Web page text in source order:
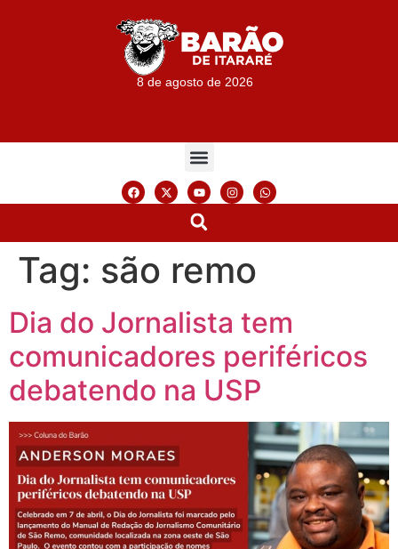
8 de agosto de 2026
Tag: são remo
Dia do Jornalista tem
comunicadores periféricos
debatendo na USP